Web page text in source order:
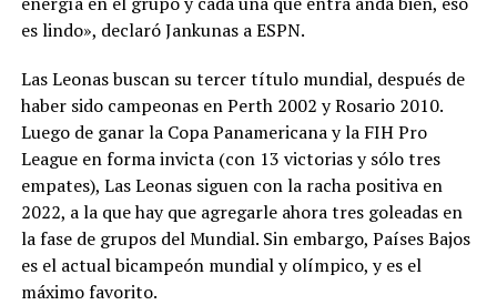
es lindo», declaró Jankunas a ESPN.
Las Leonas buscan su tercer título mundial, después de
haber sido campeonas en Perth 2002 y Rosario 2010.
Luego de ganar la Copa Panamericana y la FIH Pro
League en forma invicta (con 13 victorias y sólo tres
empates), Las Leonas siguen con la racha positiva en
2022, a la que hay que agregarle ahora tres goleadas en
la fase de grupos del Mundial. Sin embargo, Países Bajos
es el actual bicampeón mundial y olímpico, y es el
máximo favorito.